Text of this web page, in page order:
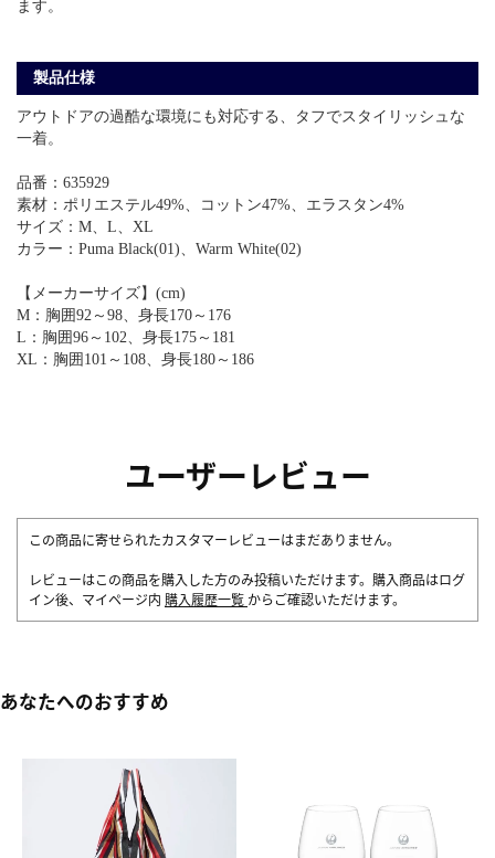
ます。
製品仕様
アウトドアの過酷な環境にも対応する、タフでスタイリッシュな
一着。
品番：635929
素材：ポリエステル49%、コットン47%、エラスタン4%
サイズ：M、L、XL
カラー：Puma Black(01)、Warm White(02)
【メーカーサイズ】(cm)
M：胸囲92～98、身長170～176
L：胸囲96～102、身長175～181
XL：胸囲101～108、身長180～186
ユーザーレビュー
この商品に寄せられたカスタマーレビューはまだありません。
レビューはこの商品を購入した方のみ投稿いただけます。購入商品はログ
イン後、マイページ内 購入履歴一覧 からご確認いただけます。
あなたへのおすすめ